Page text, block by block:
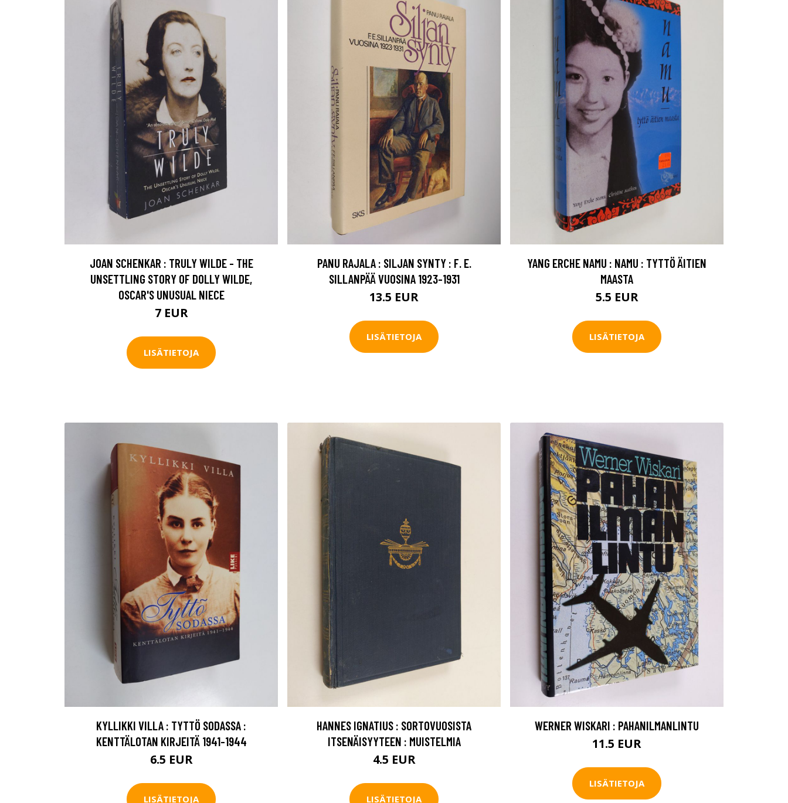
JOAN SCHENKAR : TRULY WILDE - THE
UNSETTLING STORY OF DOLLY WILDE,
OSCAR'S UNUSUAL NIECE
7 EUR
LISÄTIETOJA
PANU RAJALA : SILJAN SYNTY : F. E.
SILLANPÄÄ VUOSINA 1923-1931
13.5 EUR
LISÄTIETOJA
YANG ERCHE NAMU : NAMU : TYTTÖ ÄITIEN
MAASTA
5.5 EUR
LISÄTIETOJA
KYLLIKKI VILLA : TYTTÖ SODASSA :
KENTTÄLOTAN KIRJEITÄ 1941-1944
6.5 EUR
LISÄTIETOJA
HANNES IGNATIUS : SORTOVUOSISTA
ITSENÄISYYTEEN : MUISTELMIA
4.5 EUR
LISÄTIETOJA
WERNER WISKARI : PAHANILMANLINTU
11.5 EUR
LISÄTIETOJA